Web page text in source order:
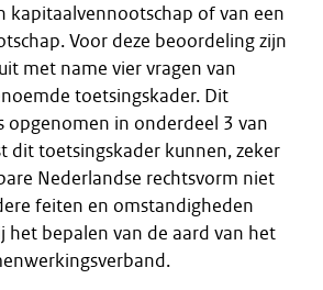
kapitaalvennootschap of van een
Voor deze beoordeling zijn
met name vier vragen van
toetsingskader. Dit
opgenomen in onderdeel 3 van
dit toetsingskader kunnen, zeker
Nederlandse rechtsvorm niet
feiten en omstandigheden
het bepalen van de aard van het